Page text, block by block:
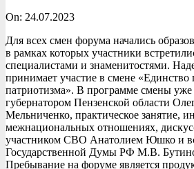
On: 24.07.2023
Для всех смен форума начались
в рамках которых участники
специалистами и знаменитостями.
принимает участие в смене «Единство
патриотизма». В программе смены уже
губернатором Пензенской области
Мельниченко, практическое занятие,
межнациональных отношениях,
участником СВО Анатолием Юшко и
Государственной Думы РФ М.В.
Пребывание на форуме является